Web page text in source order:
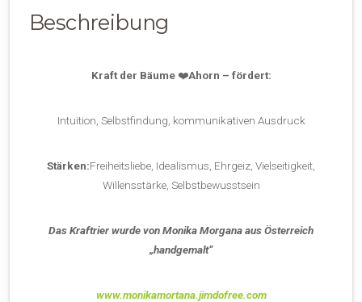
Beschreibung
Kraft der Bäume ❤️Ahorn – fördert:
Intuition, Selbstfindung, kommunikativen Ausdruck
Stärken:Freiheitsliebe, Idealismus, Ehrgeiz, Vielseitigkeit,
Willensstärke, Selbstbewusstsein
Das Kraftrier wurde von Monika Morgana aus Österreich
„handgemalt“
www.monikamortana.jimdofree.com